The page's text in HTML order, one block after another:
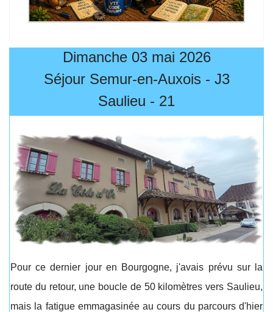
Dimanche 03 mai 2026
Séjour Semur-en-Auxois - J3
Saulieu - 21
Pour ce dernier jour en Bourgogne, j'avais prévu sur la
route du retour, une boucle de 50 kilomètres vers Saulieu,
mais la fatigue emmagasinée au cours du parcours d'hier